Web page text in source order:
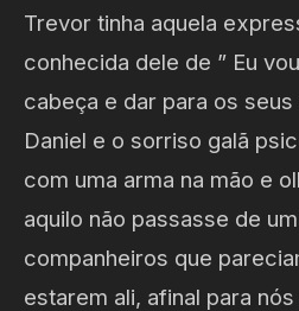
Trevor tinha aquela
conhecida dele de ” Eu
cabeça e dar para os
Daniel e o sorriso galã
com uma arma na mão e
aquilo não passasse de
companheiros que
estarem ali, afinal para